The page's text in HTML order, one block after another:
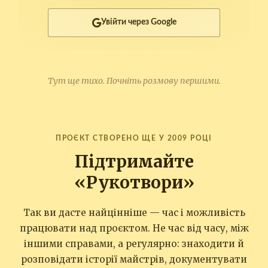
Увійти через Google
Тут ще тихо. Почніть розмову першими.
ПРОЄКТ СТВОРЕНО ЩЕ У 2009 РОЦІ
Підтримайте
«Рукотвори»
Так ви дасте найцінніше — час і можливість
працювати над проєктом. Не час від часу, між
іншими справами, а регулярно: знаходити й
розповідати історії майстрів, документувати